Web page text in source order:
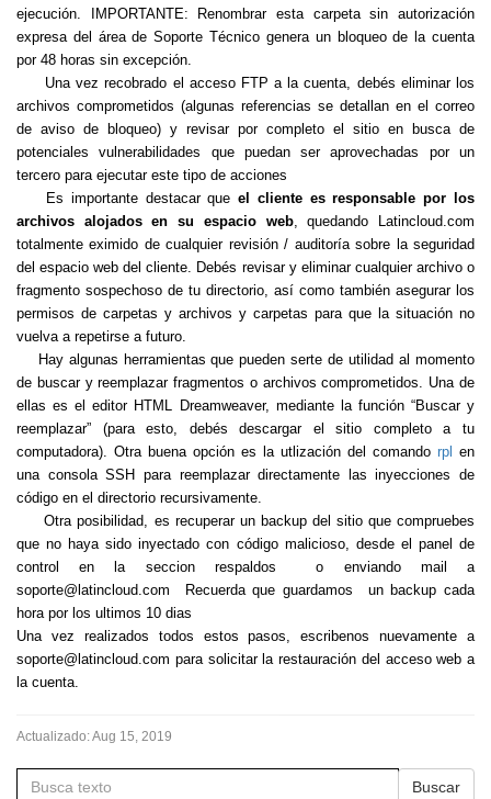
ejecución. IMPORTANTE: Renombrar esta carpeta sin autorización
expresa del área de Soporte Técnico genera un bloqueo de la cuenta
por 48 horas sin excepción.
Una vez recobrado el acceso FTP a la cuenta, debés eliminar los
archivos comprometidos (algunas referencias se detallan en el correo
de aviso de bloqueo) y revisar por completo el sitio en busca de
potenciales vulnerabilidades que puedan ser aprovechadas por un
tercero para ejecutar este tipo de acciones
Es importante destacar queel cliente es responsable por los
archivos alojados en su espacio web, quedando Latincloud.com
totalmente eximido de cualquier revisión / auditoría sobre la seguridad
del espacio web del cliente. Debés revisar y eliminar cualquier archivo o
fragmento sospechoso de tu directorio, así como también asegurar los
permisos de carpetas y archivos y carpetas para que la situación no
vuelva a repetirse a futuro.
Hay algunas herramientas que pueden serte de utilidad al momento
de buscar y reemplazar fragmentos o archivos comprometidos. Una de
ellas es el editor HTML Dreamweaver, mediante la función “Buscar y
reemplazar” (para esto, debés descargar el sitio completo a tu
computadora). Otra buena opción es la utlización del comando rpl en
una consola SSH para reemplazar directamente las inyecciones de
código en el directorio recursivamente.
Otra posibilidad, es recuperar un backup del sitio que compruebes
que no haya sido inyectado con código malicioso, desde el panel de
control en la seccion respaldos o enviando mail a
soporte@latincloud.com Recuerda que guardamos un backup cada
hora por los ultimos 10 dias
Una vez realizados todos estos pasos, escribenos nuevamente a
soporte@latincloud.com para solicitar la restauración del acceso web a
la cuenta.
Actualizado:Aug 15, 2019